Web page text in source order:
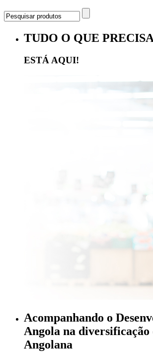
TUDO O QUE PRECISA
ESTÁ AQUI!
Acompanhando o
Angola na diversificação
Angolana